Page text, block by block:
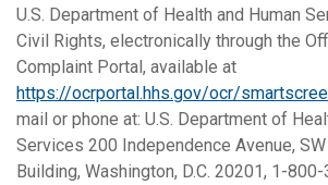
U.S. Department of Health and Human
Civil Rights, electronically through the
Complaint Portal, available at
https://ocrportal.hhs.gov/ocr/
mail or phone at: U.S. Department of
Services 200 Independence Avenue, SW
Building, Washington, D.C. 20201, 1-